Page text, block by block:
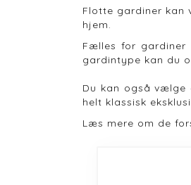
Flotte gardiner kan
hjem.
Fælles for
gardintype kan du
Du kan også
helt klassisk
Læs mere om de